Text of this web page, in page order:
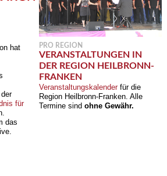
hat
für
das
PRO REGION
VERANSTALTUNGEN IN
DER REGION HEILBRONN-
FRANKEN
Veranstaltungskalender für die
Region Heilbronn-Franken. Alle
Termine sind ohne Gewähr.